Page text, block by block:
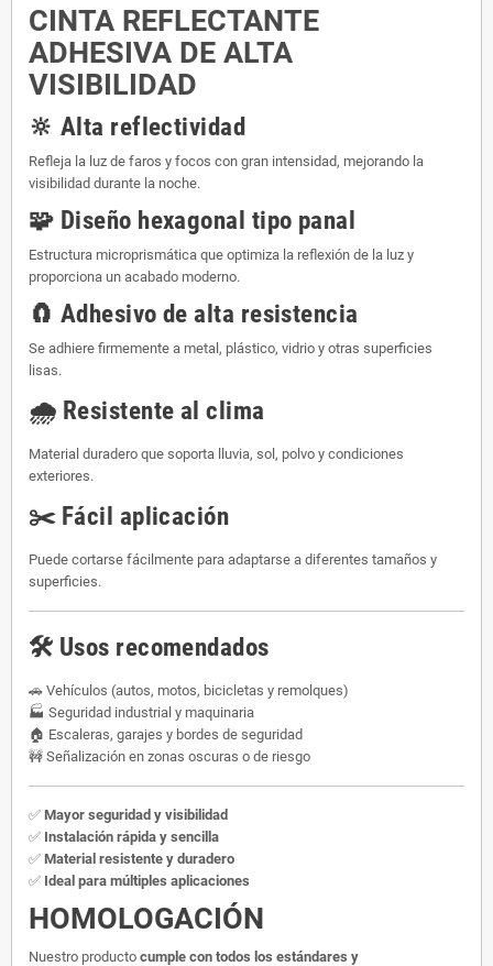
CINTA REFLECTANTE
ADHESIVA DE ALTA
VISIBILIDAD
🔆 Alta reflectividad
Refleja la luz de faros y focos con gran intensidad, mejorando la
visibilidad durante la noche.
🧩 Diseño hexagonal tipo panal
Estructura microprismática que optimiza la reflexión de la luz y
proporciona un acabado moderno.
🧲 Adhesivo de alta resistencia
Se adhiere firmemente a metal, plástico, vidrio y otras superficies
lisas.
🌧 Resistente al clima
Material duradero que soporta lluvia, sol, polvo y condiciones
exteriores.
✂️ Fácil aplicación
Puede cortarse fácilmente para adaptarse a diferentes tamaños y
superficies.
🛠 Usos recomendados
🚗 Vehículos (autos, motos, bicicletas y remolques)
🏭 Seguridad industrial y maquinaria
🏠 Escaleras, garajes y bordes de seguridad
🚧 Señalización en zonas oscuras o de riesgo
✅ Mayor seguridad y visibilidad
✅ Instalación rápida y sencilla
✅ Material resistente y duradero
✅ Ideal para múltiples aplicaciones
HOMOLOGACIÓN
Nuestro producto cumple con todos los estándares y